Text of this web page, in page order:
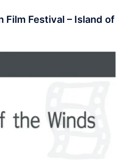
Film Festival – Island of